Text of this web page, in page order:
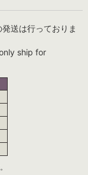
送は行っておりま
ship for